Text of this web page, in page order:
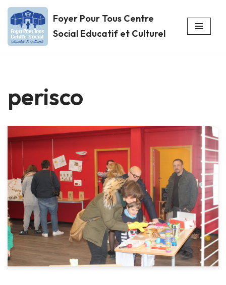
Aller
au
Foyer Pour Tous Centre
Social Educatif et Culturel
perisco